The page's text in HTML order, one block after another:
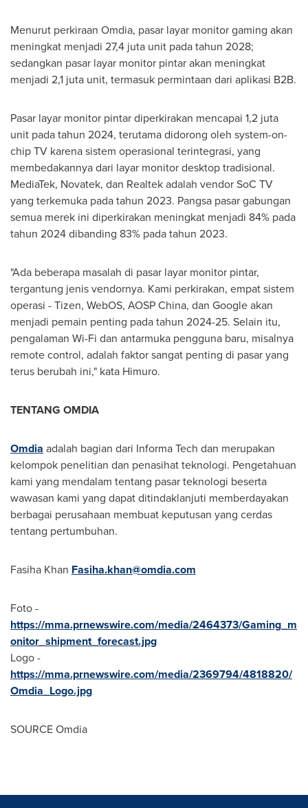
Menurut perkiraan Omdia, pasar layar monitor gaming akan
meningkat menjadi 27,4 juta unit pada tahun 2028;
sedangkan pasar layar monitor pintar akan meningkat
menjadi 2,1 juta unit, termasuk permintaan dari aplikasi B2B.
Pasar layar monitor pintar diperkirakan mencapai 1,2 juta
unit pada tahun 2024, terutama didorong oleh system-on-
chip TV karena sistem operasional terintegrasi, yang
membedakannya dari layar monitor desktop tradisional.
MediaTek, Novatek, dan Realtek adalah vendor SoC TV
yang terkemuka pada tahun 2023. Pangsa pasar gabungan
semua merek ini diperkirakan meningkat menjadi 84% pada
tahun 2024 dibanding 83% pada tahun 2023.
"Ada beberapa masalah di pasar layar monitor pintar,
tergantung jenis vendornya. Kami perkirakan, empat sistem
operasi - Tizen, WebOS, AOSP China, dan Google akan
menjadi pemain penting pada tahun 2024-25. Selain itu,
pengalaman Wi-Fi dan antarmuka pengguna baru, misalnya
remote control, adalah faktor sangat penting di pasar yang
terus berubah ini," kata Himuro.
TENTANG OMDIA
Omdia adalah bagian dari Informa Tech dan merupakan
kelompok penelitian dan penasihat teknologi. Pengetahuan
kami yang mendalam tentang pasar teknologi beserta
wawasan kami yang dapat ditindaklanjuti memberdayakan
berbagai perusahaan membuat keputusan yang cerdas
tentang pertumbuhan.
Fasiha Khan Fasiha.khan@omdia.com
Foto -
https://mma.prnewswire.com/media/2464373/Gaming_m
onitor_shipment_forecast.jpg
Logo -
https://mma.prnewswire.com/media/2369794/4818820/
Omdia_Logo.jpg
SOURCE Omdia